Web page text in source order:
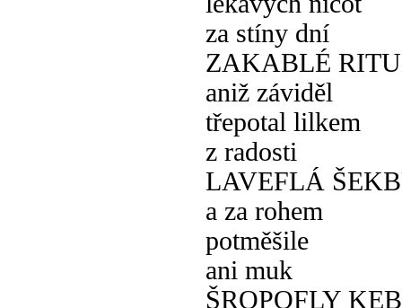
za stíny dní
ZAKABLÉ
aniž záviděl
třepotal lilkem
z radosti
LAVEFLÁ
a za rohem
potměšile
ani muk
ŠROPOFLY